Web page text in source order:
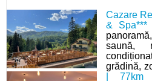
Cazare
& Spa***
saună,
grădină,
| 77km